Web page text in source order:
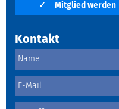
✓ Mitglied werden
Kontakt